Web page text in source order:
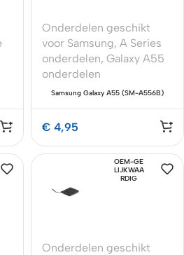
Onderdelen geschikt
voor Samsung, A Series
onderdelen, Galaxy A55
onderdelen
Samsung Galaxy A55 (SM-A556B)
€ 4,95
OEM-GE
LIJKWAA
RDIG
Onderdelen geschikt